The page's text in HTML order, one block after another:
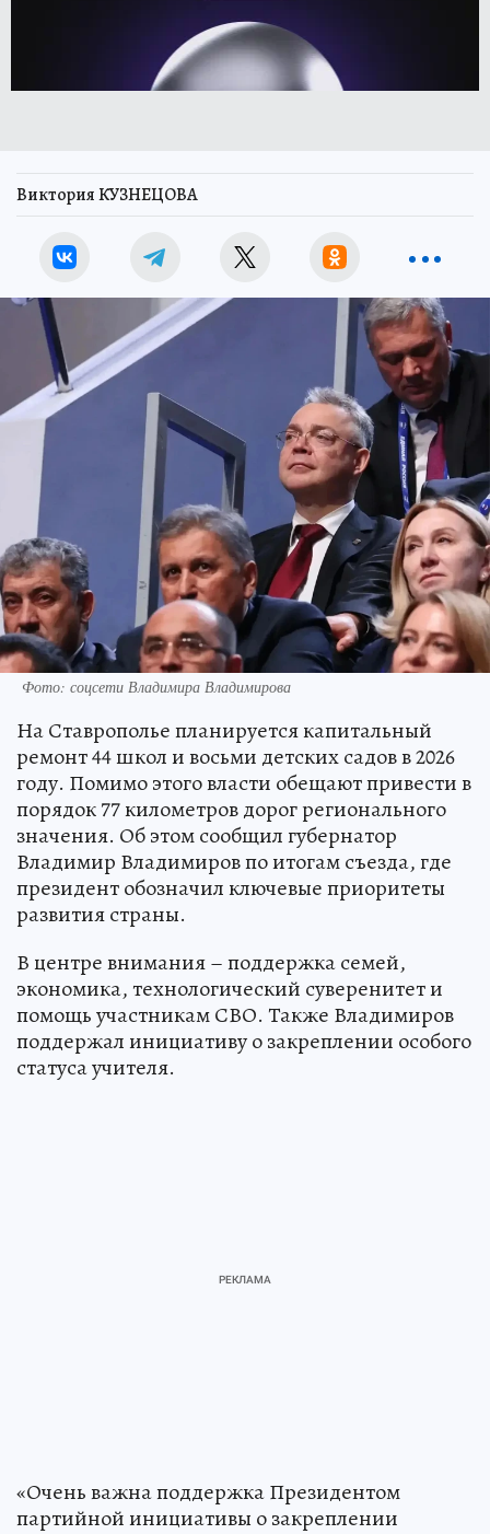
Виктория КУЗНЕЦОВА
Фото: соцсети Владимира Владимирова
На Ставрополье планируется капитальный
ремонт 44 школ и восьми детских садов в 2026
году. Помимо этого власти обещают привести в
порядок 77 километров дорог регионального
значения. Об этом сообщил губернатор
Владимир Владимиров по итогам съезда, где
президент обозначил ключевые приоритеты
развития страны.
В центре внимания – поддержка семей,
экономика, технологический суверенитет и
помощь участникам СВО. Также Владимиров
поддержал инициативу о закреплении особого
статуса учителя.
«Очень важна поддержка Президентом
партийной инициативы о закреплении